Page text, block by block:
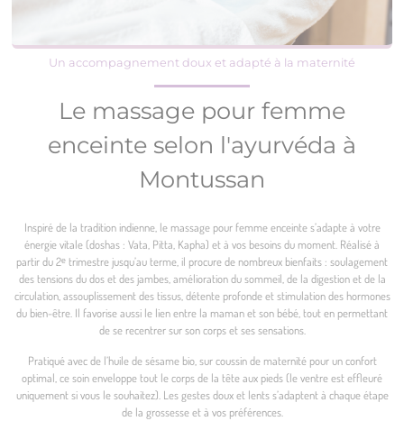
Un accompagnement doux et adapté à la maternité
Le massage pour femme
enceinte selon l'ayurvéda à
Montussan
Inspiré de la tradition indienne, le massage pour femme enceinte s’adapte à votre
énergie vitale (doshas : Vata, Pitta, Kapha) et à vos besoins du moment. Réalisé à
partir du 2ᵉ trimestre jusqu’au terme, il procure de nombreux bienfaits : soulagement
des tensions du dos et des jambes, amélioration du sommeil, de la digestion et de la
circulation, assouplissement des tissus, détente profonde et stimulation des hormones
du bien-être. Il favorise aussi le lien entre la maman et son bébé, tout en permettant
de se recentrer sur son corps et ses sensations.
Pratiqué avec de l’huile de sésame bio, sur coussin de maternité pour un confort
optimal, ce soin enveloppe tout le corps de la tête aux pieds (le ventre est effleuré
uniquement si vous le souhaitez). Les gestes doux et lents s’adaptent à chaque étape
de la grossesse et à vos préférences.